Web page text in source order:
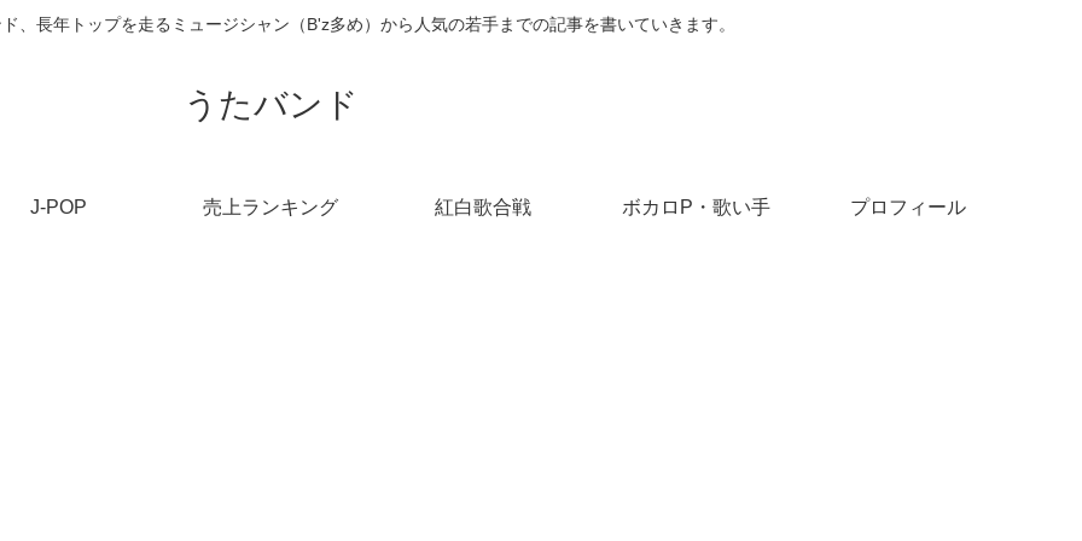
、長年トップを走るミュージシャン（B'z多め）から人気の若手までの記事を書いていきます。
うたバンド
J-POP 売上ランキング 紅白歌合戦 ボカロP・歌い手 プロフィール